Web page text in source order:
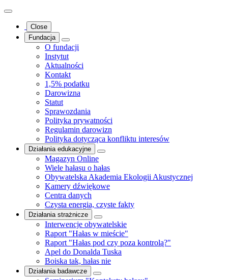
Close
Fundacja
O fundacji
Instytut
Aktualności
Kontakt
1,5% podatku
Darowizna
Statut
Sprawozdania
Polityka prywatności
Regulamin darowizn
Polityka dotycząca konfliktu interesów
Działania edukacyjne
Magazyn Online
Wiele hałasu o hałas
Obywatelska Akademia Ekologii Akustycznej
Kamery dźwiękowe
Centra danych
Czysta energia, czyste fakty
Działania strażnicze
Interwencje obywatelskie
Raport "Hałas w mieście"
Raport "Hałas pod czy poza kontrolą?"
Apel do Donalda Tuska
Boiska tak, hałas nie
Działania badawcze